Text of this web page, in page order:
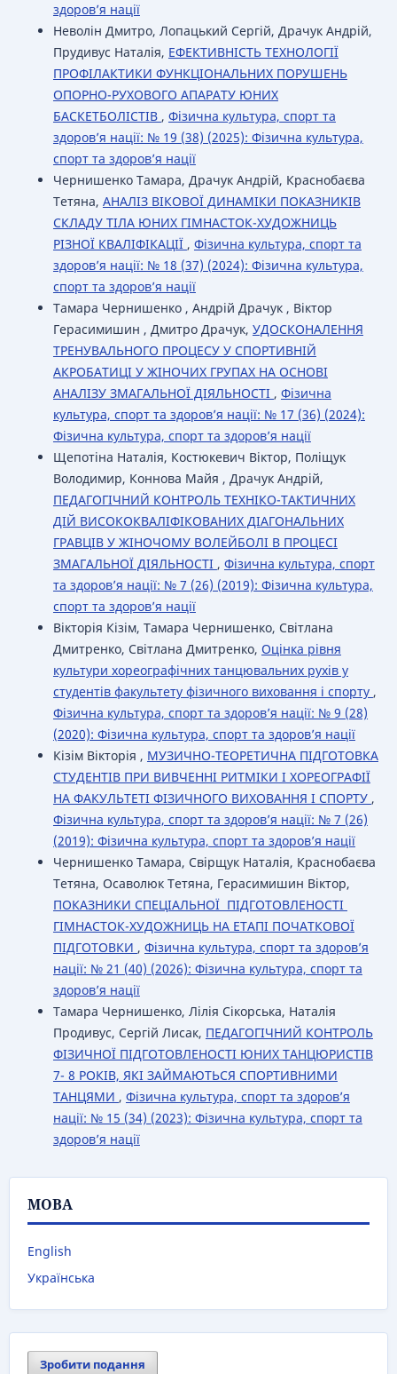
здоров’я нації
Неволін Дмитро, Лопацький Сергій, Драчук Андрій,
Прудивус Наталія, ЕФЕКТИВНІСТЬ ТЕХНОЛОГІЇ
ПРОФІЛАКТИКИ ФУНКЦІОНАЛЬНИХ ПОРУШЕНЬ
ОПОРНО-РУХОВОГО АПАРАТУ ЮНИХ
БАСКЕТБОЛІСТІВ , Фізична культура, спорт та
здоров’я нації: № 19 (38) (2025): Фізична культура,
спорт та здоров’я нації
Чернишенко Тамара, Драчук Андрій, Краснобаєва
Тетяна, АНАЛІЗ ВІКОВОЇ ДИНАМІКИ ПОКАЗНИКІВ
СКЛАДУ ТІЛА ЮНИХ ГІМНАСТОК-ХУДОЖНИЦЬ
РІЗНОЇ КВАЛІФІКАЦІЇ , Фізична культура, спорт та
здоров’я нації: № 18 (37) (2024): Фізична культура,
спорт та здоров’я нації
Тамара Чернишенко , Андрій Драчук , Віктор
Герасимишин , Дмитро Драчук, УДОСКОНАЛЕННЯ
ТРЕНУВАЛЬНОГО ПРОЦЕСУ У СПОРТИВНІЙ
АКРОБАТИЦІ У ЖІНОЧИХ ГРУПАХ НА ОСНОВІ
АНАЛІЗУ ЗМАГАЛЬНОЇ ДІЯЛЬНОСТІ , Фізична
культура, спорт та здоров’я нації: № 17 (36) (2024):
Фізична культура, спорт та здоров’я нації
Щепотіна Наталія, Костюкевич Віктор, Поліщук
Володимир, Коннова Майя , Драчук Андрій,
ПЕДАГОГІЧНИЙ КОНТРОЛЬ ТЕХНІКО-ТАКТИЧНИХ
ДІЙ ВИСОКОКВАЛІФІКОВАНИХ ДІАГОНАЛЬНИХ
ГРАВЦІВ У ЖІНОЧОМУ ВОЛЕЙБОЛІ В ПРОЦЕСІ
ЗМАГАЛЬНОЇ ДІЯЛЬНОСТІ , Фізична культура, спорт
та здоров’я нації: № 7 (26) (2019): Фізична культура,
спорт та здоров’я нації
Вікторія Кізім, Тамара Чернишенко, Світлана
Дмитренко, Світлана Дмитренко, Оцінка рівня
культури хореографічних танцювальних рухів у
студентів факультету фізичного виховання і спорту ,
Фізична культура, спорт та здоров’я нації: № 9 (28)
(2020): Фізична культура, спорт та здоров’я нації
Кізім Вікторія , МУЗИЧНО-ТЕОРЕТИЧНА ПІДГОТОВКА
СТУДЕНТІВ ПРИ ВИВЧЕННІ РИТМІКИ І ХОРЕОГРАФІЇ
НА ФАКУЛЬТЕТІ ФІЗИЧНОГО ВИХОВАННЯ І СПОРТУ ,
Фізична культура, спорт та здоров’я нації: № 7 (26)
(2019): Фізична культура, спорт та здоров’я нації
Чернишенко Тамара, Свірщук Наталія, Краснобаєва
Тетяна, Осаволюк Тетяна, Герасимишин Віктор,
ПОКАЗНИКИ СПЕЦІАЛЬНОЇ ПІДГОТОВЛЕНОСТІ
ГІМНАСТОК-ХУДОЖНИЦЬ НА ЕТАПІ ПОЧАТКОВОЇ
ПІДГОТОВКИ , Фізична культура, спорт та здоров’я
нації: № 21 (40) (2026): Фізична культура, спорт та
здоров’я нації
Тамара Чернишенко, Лілія Сікорська, Наталія
Продивус, Сергій Лисак, ПЕДАГОГІЧНИЙ КОНТРОЛЬ
ФІЗИЧНОЇ ПІДГОТОВЛЕНОСТІ ЮНИХ ТАНЦЮРИСТІВ
7- 8 РОКІВ, ЯКІ ЗАЙМАЮТЬСЯ СПОРТИВНИМИ
ТАНЦЯМИ , Фізична культура, спорт та здоров’я
нації: № 15 (34) (2023): Фізична культура, спорт та
здоров’я нації
МОВА
English
Українська
Зробити подання